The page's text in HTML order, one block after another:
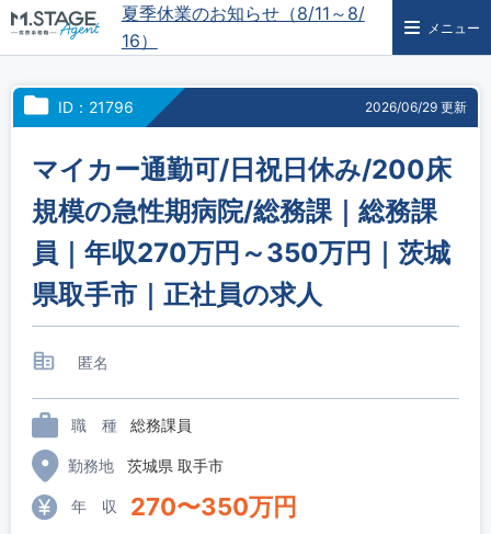
夏季休業のお知らせ（8/11～8/
16）
メニュー
ID：21796 2026/06/29 更新
マイカー通勤可/日祝日休み/200床
規模の急性期病院/総務課｜総務課
員｜年収270万円～350万円｜茨城
県取手市｜正社員の求人
匿名
職 種 総務課員
勤務地 茨城県 取手市
年 収 270〜350万円